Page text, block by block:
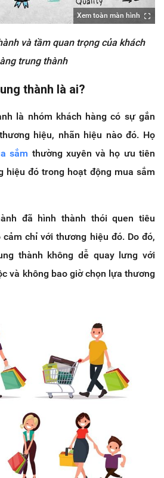
Xem toàn màn hình
và tầm quan trọng của khách
trung thành
thành là ai?
là nhóm khách hàng có sự gắn
hiệu, nhãn hiệu nào đó. Họ
sắm thường xuyên và họ ưu tiên
hiệu đó trong hoạt động mua sắm
đã hình thành thói quen tiêu
chỉ với thương hiệu đó. Do đó,
thành không dễ quay lưng với
và không bao giờ chọn lựa thương